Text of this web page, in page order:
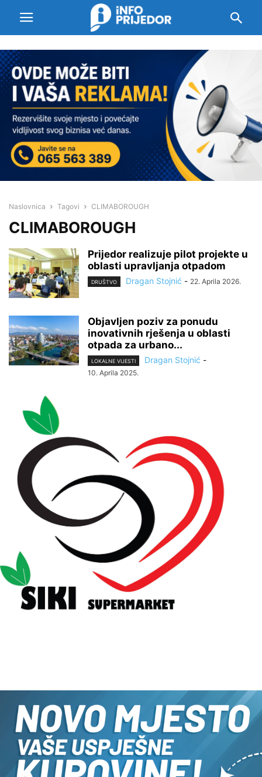
Naslovnica Tagovi CLIMABOROUGH
CLIMABOROUGH
Prijedor realizuje pilot projekte u
oblasti upravljanja otpadom
DRUŠTVO Dragan Stojnić - 22. Aprila 2026.
Objavljen poziv za ponudu
inovativnih rješenja u oblasti
otpada za urbano...
LOKALNE VIJESTI Dragan Stojnić -
10. Aprila 2025.